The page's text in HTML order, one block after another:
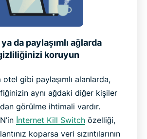
da paylaşımlı ağlarda
koruyun
gibi paylaşımlı alanlarda,
aynı ağdaki diğer kişiler
görülme ihtimali vardır.
İnternet Kill Switchözelliği,
koparsa veri sızıntılarının